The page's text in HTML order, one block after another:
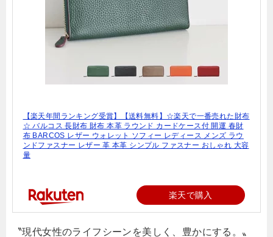
【楽天年間ランキング受賞】【送料無料】☆楽天で一番売れた財布
☆ バルコス 長財布 財布 本革 ラウンド カードケース付 開運 春財
布 BARCOS レザー ウォレット ソフィー レディース メンズ ラウ
ンドファスナー レザー 革 本革 シンプル ファスナー おしゃれ 大容
量
楽天で購入
〝現代女性のライフシーンを美しく、豊かにする。〟